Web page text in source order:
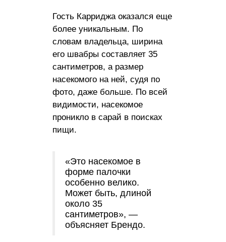
Гость Карриджа оказался еще
более уникальным. По
словам владельца, ширина
его швабры составляет 35
сантиметров, а размер
насекомого на ней, судя по
фото, даже больше. По всей
видимости, насекомое
проникло в сарай в поисках
пищи.
«Это насекомое в
форме палочки
особенно велико.
Может быть, длиной
около 35
сантиметров», —
объясняет Брендо.